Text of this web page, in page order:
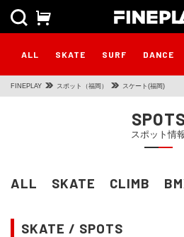
ALL SKATE SURF DANCE
FINEPLAY スポット（福岡） スケート(福岡)
スポット情
ALL SKATE CLIMB
SKATE / SPOTS